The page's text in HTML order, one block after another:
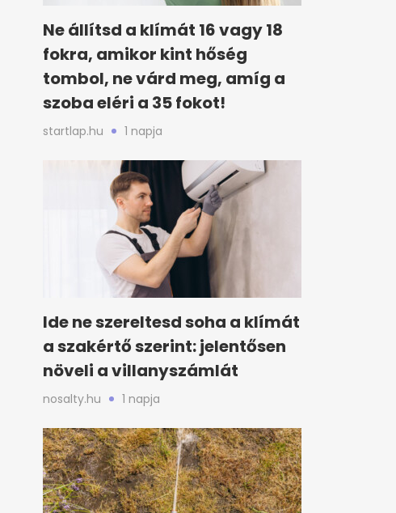
Ne állítsd a klímát 16 vagy 18
fokra, amikor kint hőség
tombol, ne várd meg, amíg a
szoba eléri a 35 fokot!
startlap.hu 1 napja
Ide ne szereltesd soha a klímát
a szakértő szerint: jelentősen
növeli a villanyszámlát
nosalty.hu 1 napja